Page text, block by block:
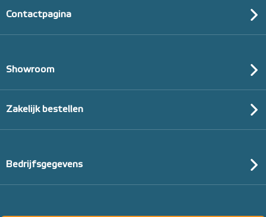
Contactpagina
Showroom
Zakelijk bestellen
Bedrijfsgegevens